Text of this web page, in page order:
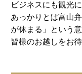
ビジネスにも観光
あっかりとは富山
が休まる」という
皆様のお越しをお